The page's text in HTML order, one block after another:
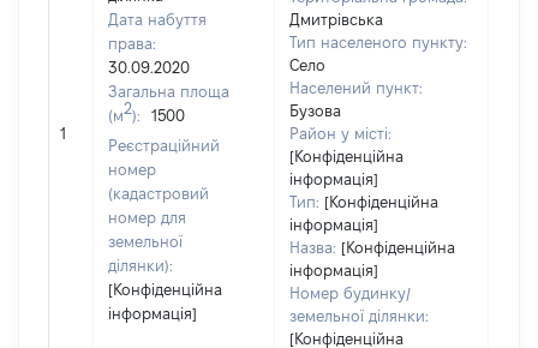
1
Дата набуття
права:
30.09.2020
Загальна площа
(м2):
1500
Реєстраційний
номер
(кадастровий
номер для
земельної
ділянки):
[Конфіденційна
інформація]
Дмитрівська
Тип населеного пункту:
Село
Населений пункт:
Бузова
Район у місті:
[Конфіденційна
інформація]
Тип: [Конфіденційна
інформація]
Назва: [Конфіденційна
інформація]
Номер будинку/
земельної ділянки:
[Конфіденційна